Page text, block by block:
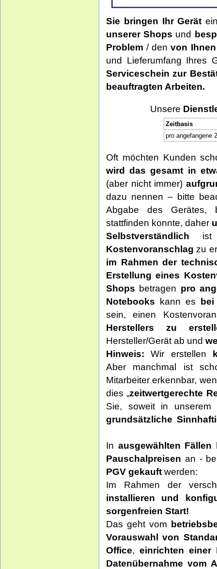
Sie bringen Ihr Gerät
unserer Shops und
Problem / denvon
und Lieferumfang Ihres
Serviceschein zur
beauftragten Arbeiten.
Unsere
Zeitbasis
pro angefangene
Oft möchten Kunden
wird das gesamt in
(aber nicht immer)
dazu nennen – bitte
Abgabe des Gerätes,
stattfinden konnte, daher
Selbstverständlich ist
Kostenvoranschlag zu
im Rahmen der
Erstellung eines
Shops betragen pro
Notebooks kann es bei
sein, einen
Herstellers zu
Hersteller/Gerät ab und
Hinweis: Wir erstellen
Aber manchmal ist
Mitarbeiter erkennbar,
dies „zeitwertgerechte
Sie, soweit in
grundsätzliche
In ausgewählten Fällen
Pauschalpreisen an -
PGV gekauft werden:
Im Rahmen der
installieren und
sorgenfreien Start!
Das geht vom
Vorauswahl von
Office, einrichten einer
Datenübernahme vom